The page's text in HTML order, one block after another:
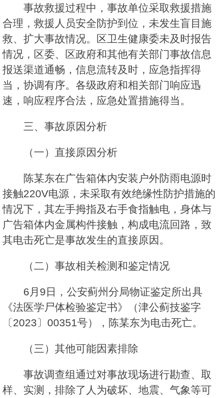
事故救援过程中，事故单位采取救援措施
合理，救援人员安全防护到位，未发生盲目施
救、扩大事故情况。区卫生健康委未及时报告
情况，区委、区政府和其他有关部门事故信息
报送渠道通畅，信息流转及时，应急指挥得
当，协调有序。各级政府和相关部门响应迅
速，响应程序合法，应急处置措施得当。
三、事故原因分析
（一）直接原因分析
陈某东在广告箱体内安装户外防雨电源时
接触220V电源，未采取有效绝缘性防护措施的
情况下，其左手拇指及右手食指触电，身体与
广告箱体内金属构件接触，构成电流回路，致
其电击死亡是事故发生的直接原因。
（二）事故相关检测和鉴定情况
6月9日，公安蓟州分局物证鉴定所出具
《法医学尸体检验鉴定书》（津公蓟技鉴字
〔2023〕00351号），陈某东为电击死亡。
（三）其他可能因素排除
事故调查组通过对事故现场进行勘查、取
样、实测，排除了人为破坏、地震、气象等可